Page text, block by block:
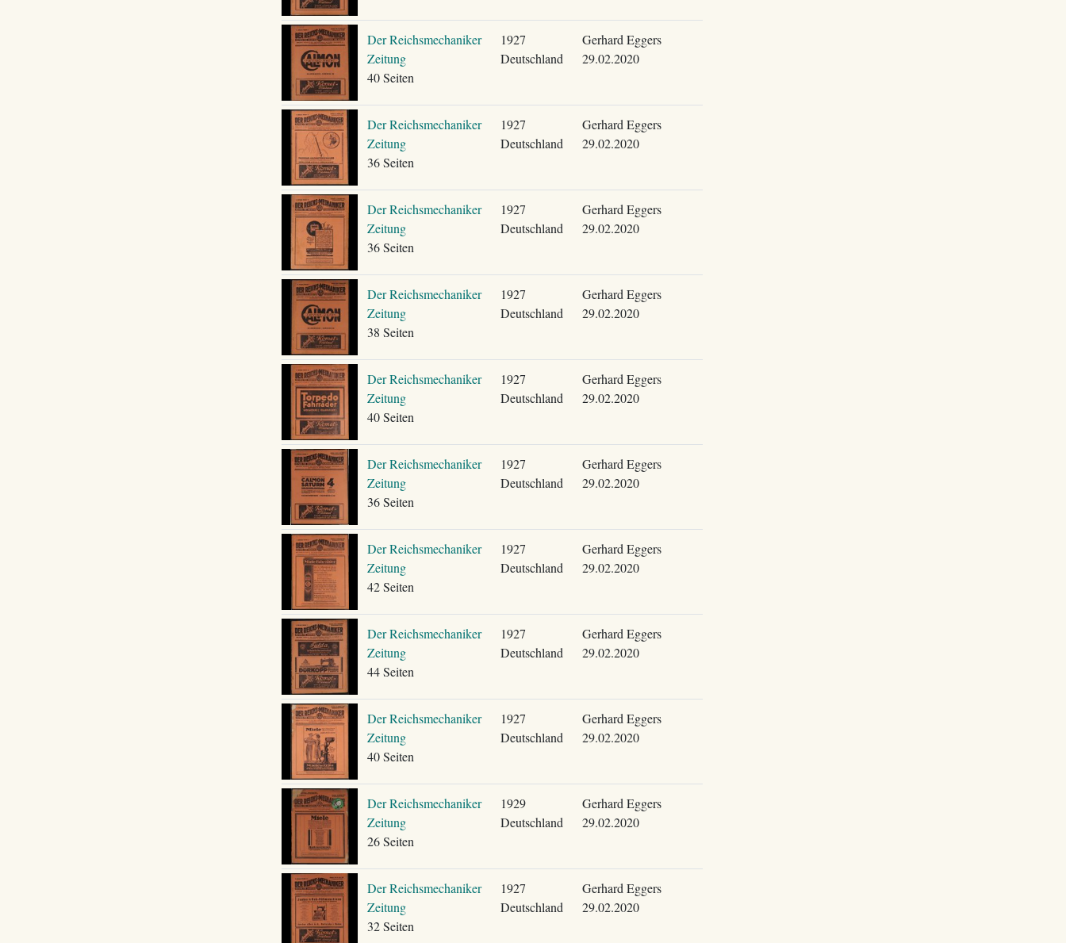
Der Reichsmechaniker
Zeitung
40 Seiten
1927
Deutschland
Gerhard Eggers
29.02.2020
Der Reichsmechaniker
Zeitung
36 Seiten
1927
Deutschland
Gerhard Eggers
29.02.2020
Der Reichsmechaniker
Zeitung
36 Seiten
1927
Deutschland
Gerhard Eggers
29.02.2020
Der Reichsmechaniker
Zeitung
38 Seiten
1927
Deutschland
Gerhard Eggers
29.02.2020
Der Reichsmechaniker
Zeitung
40 Seiten
1927
Deutschland
Gerhard Eggers
29.02.2020
Der Reichsmechaniker
Zeitung
36 Seiten
1927
Deutschland
Gerhard Eggers
29.02.2020
Der Reichsmechaniker
Zeitung
42 Seiten
1927
Deutschland
Gerhard Eggers
29.02.2020
Der Reichsmechaniker
Zeitung
44 Seiten
1927
Deutschland
Gerhard Eggers
29.02.2020
Der Reichsmechaniker
Zeitung
40 Seiten
1927
Deutschland
Gerhard Eggers
29.02.2020
Der Reichsmechaniker
Zeitung
26 Seiten
1929
Deutschland
Gerhard Eggers
29.02.2020
Der Reichsmechaniker
Zeitung
32 Seiten
1927
Deutschland
Gerhard Eggers
29.02.2020